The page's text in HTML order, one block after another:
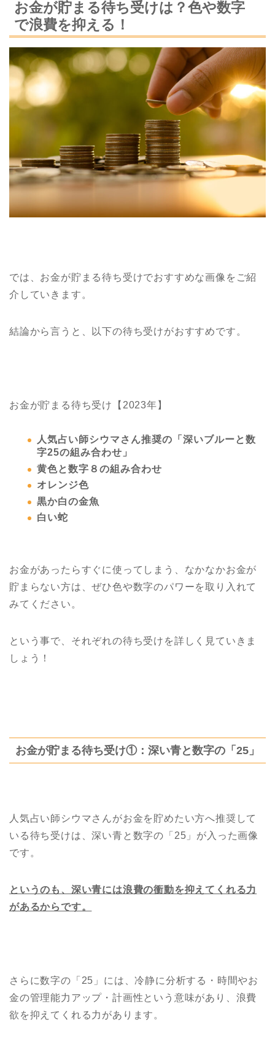
お金が貯まる待ち受けは？色や数字
で浪費を抑える！
では、お金が貯まる待ち受けでおすすめな画像をご紹
介していきます。
結論から言うと、以下の待ち受けがおすすめです。
お金が貯まる待ち受け【2023年】
人気占い師シウマさん推奨の「深いブルーと数
字25の組み合わせ」
黄色と数字８の組み合わせ
オレンジ色
黒か白の金魚
白い蛇
お金があったらすぐに使ってしまう、なかなかお金が
貯まらない方は、ぜひ色や数字のパワーを取り入れて
みてください。
という事で、それぞれの待ち受けを詳しく見ていきま
しょう！
お金が貯まる待ち受け①：深い青と数字の「25」
人気占い師シウマさんがお金を貯めたい方へ推奨して
いる待ち受けは、深い青と数字の「25」が入った画像
です。
というのも、深い青には浪費の衝動を抑えてくれる力
があるからです。
さらに数字の「25」には、冷静に分析する・時間やお
金の管理能力アップ・計画性という意味があり、浪費
欲を抑えてくれる力があります。